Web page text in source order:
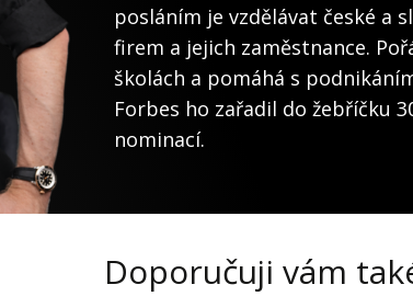
posláním je vzdělávat české a
firem a jejich zaměstnance.
školách a pomáhá s
Forbes ho zařadil do žebříčku
nominací.
Doporučuji vám